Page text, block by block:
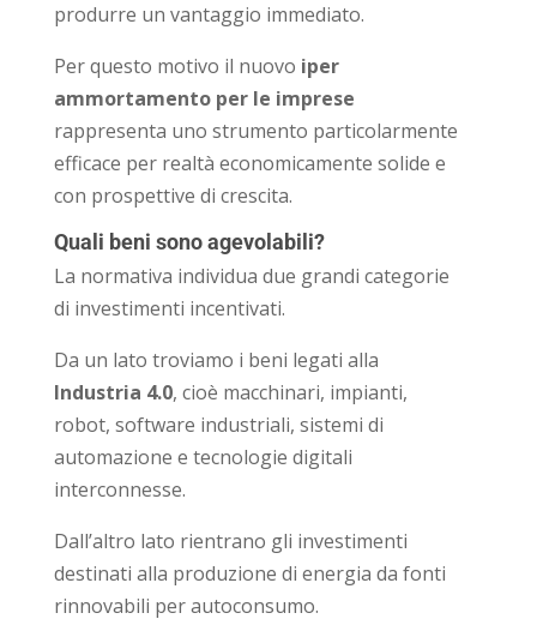
produrre un vantaggio immediato.
Per questo motivo il nuovo iper
ammortamento per le imprese
rappresenta uno strumento particolarmente
efficace per realtà economicamente solide e
con prospettive di crescita.
Quali beni sono agevolabili?
La normativa individua due grandi categorie
di investimenti incentivati.
Da un lato troviamo i beni legati alla
Industria 4.0, cioè macchinari, impianti,
robot, software industriali, sistemi di
automazione e tecnologie digitali
interconnesse.
Dall’altro lato rientrano gli investimenti
destinati alla produzione di energia da fonti
rinnovabili per autoconsumo.